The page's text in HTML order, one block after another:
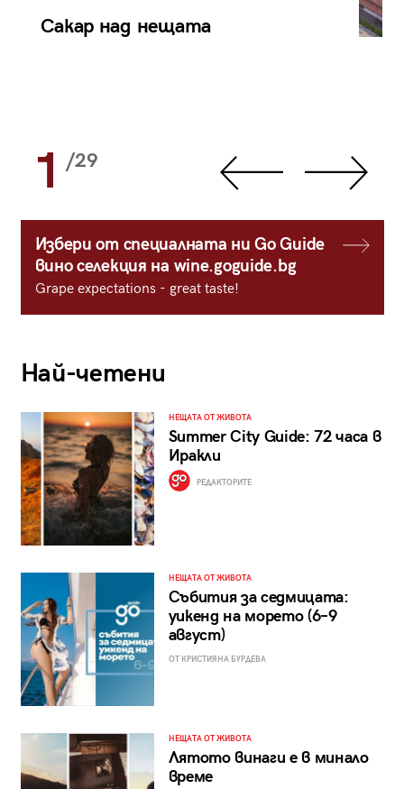
Сакар над нещата
1 /29
Избери от специалната ни Go Guide
вино селекция на wine.goguide.bg
Grape expectations - great taste!
Най-четени
НЕЩАТА ОТ ЖИВОТА
Summer City Guide: 72 часа в
Иракли
РЕДАКТОРИТЕ
НЕЩАТА ОТ ЖИВОТА
Събития за седмицата:
уикенд на морето (6–9
август)
ОТ КРИСТИЯНА БУРДЕВА
НЕЩАТА ОТ ЖИВОТА
Лятото винаги е в минало
време